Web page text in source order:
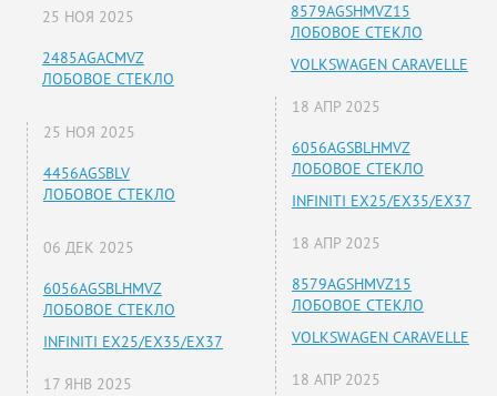
25 НОЯ 2025
2485AGACMVZ
ЛОБОВОЕ СТЕКЛО
25 НОЯ 2025
4456AGSBLV
ЛОБОВОЕ СТЕКЛО
06 ДЕК 2025
6056AGSBLHMVZ
ЛОБОВОЕ СТЕКЛО
INFINITI EX25/EX35/EX37
17 ЯНВ 2025
8579AGSHMVZ15
ЛОБОВОЕ СТЕКЛО
VOLKSWAGEN CARAVELLE
18 АПР 2025
6056AGSBLHMVZ
ЛОБОВОЕ СТЕКЛО
INFINITI EX25/EX35/EX37
18 АПР 2025
8579AGSHMVZ15
ЛОБОВОЕ СТЕКЛО
VOLKSWAGEN CARAVELLE
18 АПР 2025